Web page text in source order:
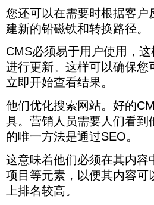
您还可以在需要时根据客
建新的铅磁铁和转换路径。
CMS必须易于用户使用，
进行更新。这样可以确保
立即开始查看结果。
他们优化搜索网站。好的
具。营销人员需要人们看
的唯一方法是通过SEO。
这意味着他们必须在其内
项目等元素，以便其内容可
上排名较高。